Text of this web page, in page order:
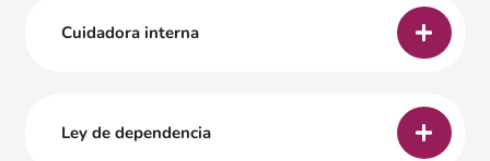
Cuidadora interna
Ley de dependencia